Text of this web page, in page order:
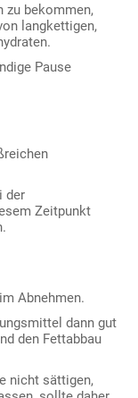
zu bekommen,
langkettigen,
Pause
der
Zeitpunkt
Abnehmen.
dann gut
den Fettabbau
nicht sättigen,